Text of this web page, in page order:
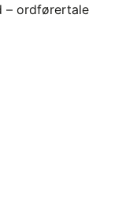
– ordførertale